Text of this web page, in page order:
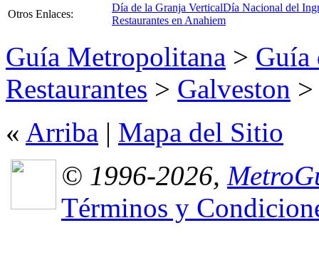
Otros Enlaces:
Día de la Granja VerticalDía Nacional del
Restaurantes en Anahiem
Guía Metropolitana > Guía
Restaurantes > Galveston
« Arriba | Mapa del Sitio
© 1996-2026,
Términos y